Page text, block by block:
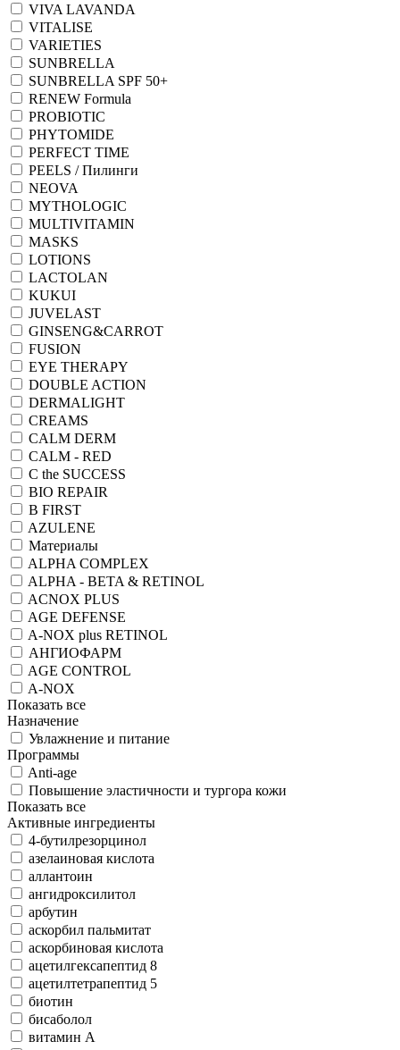
VIVA LAVANDA
VITALISE
VARIETIES
SUNBRELLA
SUNBRELLA SPF 50+
RENEW Formula
PROBIOTIC
PHYTOMIDE
PERFECT TIME
PEELS / Пилинги
NEOVA
MYTHOLOGIC
MULTIVITAMIN
MASKS
LOTIONS
LACTOLAN
KUKUI
JUVELAST
GINSENG&CARROT
FUSION
EYE THERAPY
DOUBLE ACTION
DERMALIGHT
CREAMS
CALM DERM
CALM - RED
C the SUCCESS
BIO REPAIR
B FIRST
AZULENE
Материалы
ALPHA COMPLEX
ALPHA - BETA & RETINOL
ACNOX PLUS
AGE DEFENSE
A-NOX plus RETINOL
АНГИОФАРМ
AGE CONTROL
A-NOX
Показать все
Назначение
Увлажнение и питание
Программы
Anti-age
Повышение эластичности и тургора кожи
Показать все
Активные ингредиенты
4-бутилрезорцинол
азелаиновая кислота
аллантоин
ангидроксилитол
арбутин
аскорбил пальмитат
аскорбиновая кислота
ацетилгексапептид 8
ацетилтетрапептид 5
биотин
бисаболол
витамин А